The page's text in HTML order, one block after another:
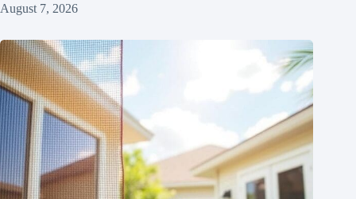
August 7, 2026